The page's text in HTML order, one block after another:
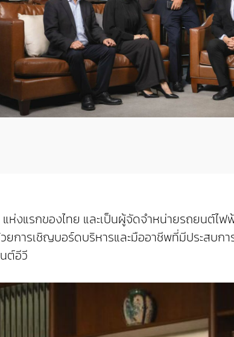
งแรกของไทย และเป็นผู้จัดจำหน่ายรถยนต์ไฟ
วยการเชิญบอร์ดบริหารและมืออาชีพที่มีประสบ
ต์อีวี